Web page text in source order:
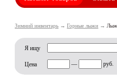
Зимний инвентарь → Горные лыжи →
Я ищу
Цена — руб.